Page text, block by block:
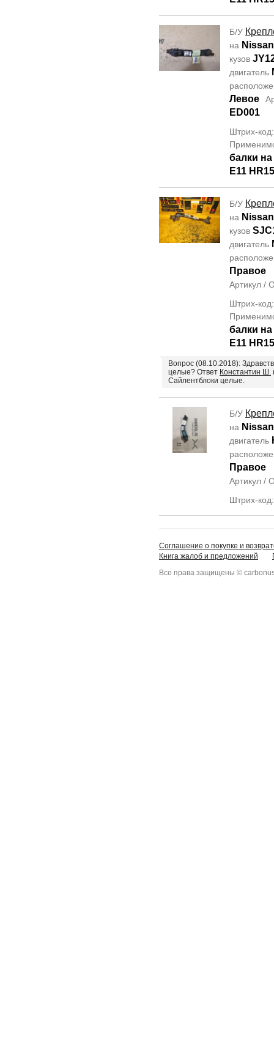
Б/У
на
кузов
двигатель
Левое
ED001
Штрих-
балки на
E11
Б/У
на
кузов
двигатель
Правое
Артикул /
Штрих-
балки на
E11
Вопрос (08.10.2018):
целые? Ответ Константин Ш.
Сайлентблоки целые.
Б/У
на
двигатель
Правое
Артикул /
Штрих-
Соглашение о покупке и
Книга жалоб и предложений
Все права защищены ©